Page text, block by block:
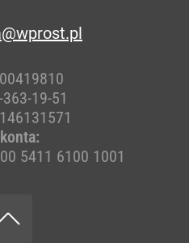
19-51
146131571
5411 6100 1001